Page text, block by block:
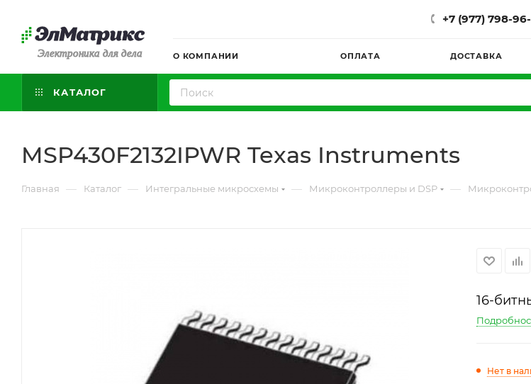
Электроника для дела
+7 (977) 798-
О КОМПАНИИ ОПЛАТА ДОСТАВКА
КАТАЛОГ
MSP430F2132IPWR Texas Instruments
Главная — Каталог — Интегральные микросхемы — Микроконтроллеры и DSP —
16-
Нет в